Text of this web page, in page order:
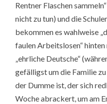
Rentner Flaschen
nicht zu tun) und die
bekommen es wahlweise
faulen Arbeitslosen“
„ehrliche Deutsche“
gefälligst um die Familie
der Dumme ist, der sich
Woche abrackert, um am